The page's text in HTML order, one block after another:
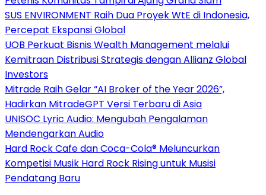
SUS ENVIRONMENT Raih Dua Proyek WtE di Indonesia,
Percepat Ekspansi Global
UOB Perkuat Bisnis Wealth Management melalui
Kemitraan Distribusi Strategis dengan Allianz Global
Investors
Mitrade Raih Gelar “AI Broker of the Year 2026”,
Hadirkan MitradeGPT Versi Terbaru di Asia
UNISOC Lyric Audio: Mengubah Pengalaman
Mendengarkan Audio
Hard Rock Cafe dan Coca-Cola® Meluncurkan
Kompetisi Musik Hard Rock Rising untuk Musisi
Pendatang Baru